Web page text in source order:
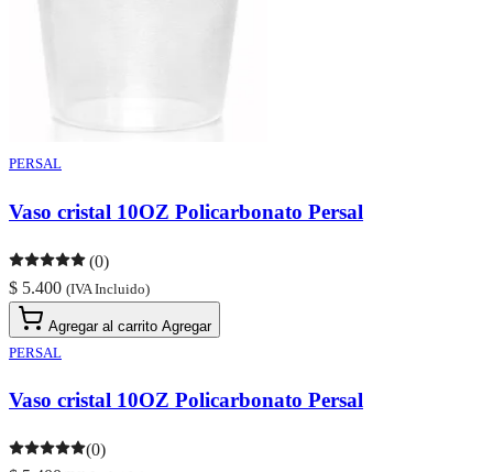
PERSAL
Vaso cristal 10OZ Policarbonato Persal
(0)
$ 5.400 (IVA Incluido)
Agregar al carrito Agregar
PERSAL
Vaso cristal 10OZ Policarbonato Persal
(0)